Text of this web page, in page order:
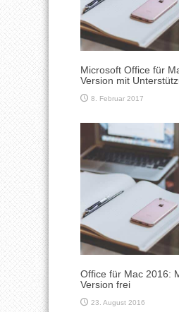
Microsoft Office für
Version mit
8. Februar 2017
Office für Mac 2016:
Version frei
23. August 2016